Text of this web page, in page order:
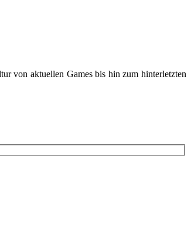
von aktuellen Games bis hin zum hinterletzten